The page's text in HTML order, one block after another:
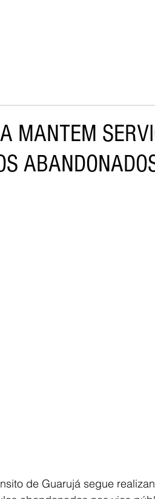
MANTEM
de Guarujá segue